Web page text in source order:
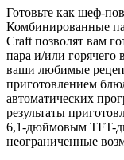
quantity
Готовьте как шеф-
Комбинированные
Craft позволят вам
пара и/или горячего
ваши любимые
приготовлением
автоматических
результаты
6,1-дюймовым TFT-
неограниченные